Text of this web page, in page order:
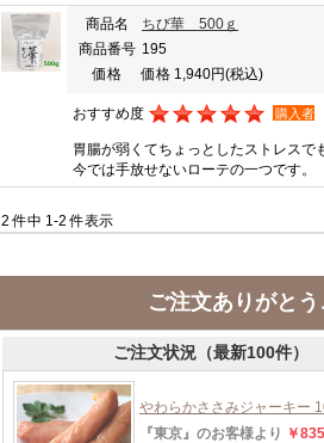
商品名
ちび華 500ｇ
商品番号 195
価格
価格 1,940円(税込)
おすすめ度 購入者
胃腸が弱くてちょっとしたストレス
今では手放せないローテの一つです。
2 件中 1-2 件表示
ご注文ありがと